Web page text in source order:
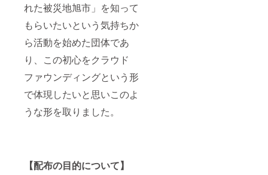
れた被災地旭市」を知って
もらいたいという気持ちか
ら活動を始めた団体であ
り、この初心をクラウド
ファウンディングという形
で体現したいと思いこのよ
うな形を取りました。
【配布の目的について】